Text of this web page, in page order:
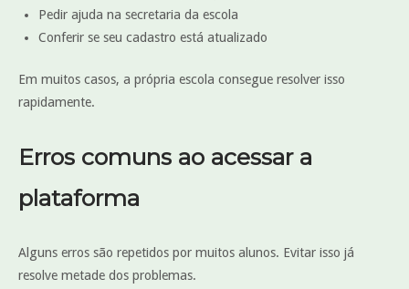
Pedir ajuda na secretaria da escola
Conferir se seu cadastro está atualizado
Em muitos casos, a própria escola consegue resolver isso
rapidamente.
Erros comuns ao acessar a
plataforma
Alguns erros são repetidos por muitos alunos. Evitar isso já
resolve metade dos problemas.